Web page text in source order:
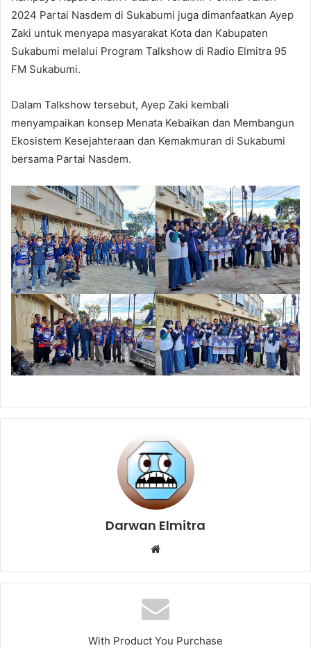
2024 Partai Nasdem di Sukabumi juga dimanfaatkan Ayep
Zaki untuk menyapa masyarakat Kota dan Kabupaten
Sukabumi melalui Program Talkshow di Radio Elmitra 95
FM Sukabumi.
Dalam Talkshow tersebut, Ayep Zaki kembali
menyampaikan konsep Menata Kebaikan dan Membangun
Ekosistem Kesejahteraan dan Kemakmuran di Sukabumi
bersama Partai Nasdem.
Darwan Elmitra
Website
With Product You Purchase